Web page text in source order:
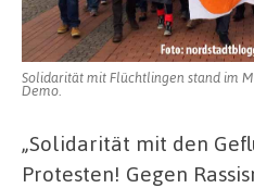
Solidarität mit Flüchtlingen stand im
Demo.
„Solidarität mit den
Protesten! Gegen